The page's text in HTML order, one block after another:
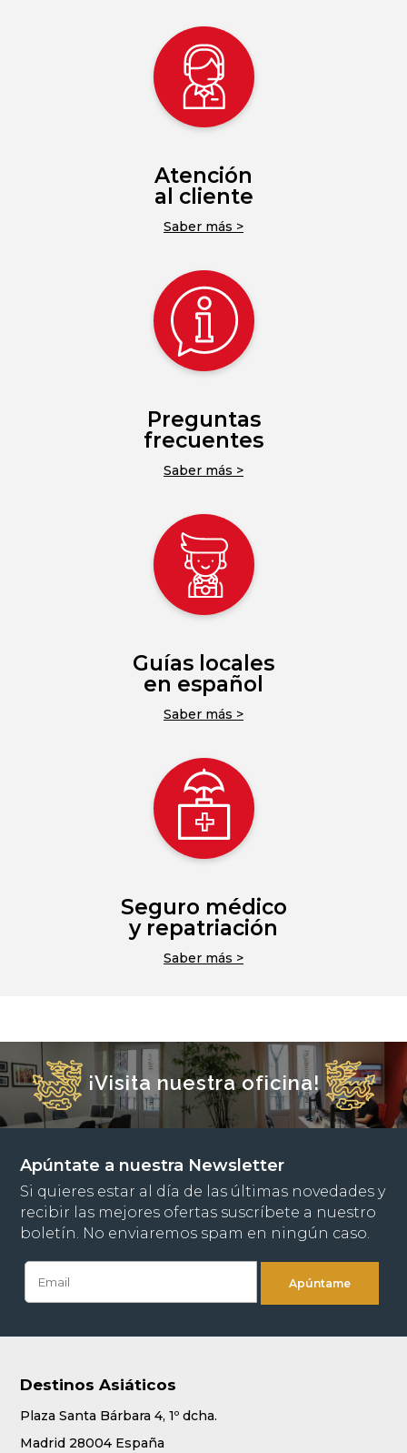
Atención
al cliente
Saber más >
Preguntas
frecuentes
Saber más >
Guías locales
en español
Saber más >
Seguro médico
y repatriación
Saber más >
¡Visita nuestra oficina!
Apúntate a nuestra Newsletter
Si quieres estar al día de las últimas novedades y
recibir las mejores ofertas suscríbete a nuestro
boletín. No enviaremos spam en ningún caso.
Destinos Asiáticos
Plaza Santa Bárbara 4, 1º dcha.
Madrid 28004 España